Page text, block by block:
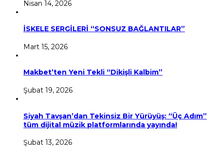
Nisan 14, 2026
İSKELE SERGİLERİ “SONSUZ BAĞLANTILAR”
Mart 15, 2026
Makbet’ten Yeni Tekli “Dikişli Kalbim”
Şubat 19, 2026
Siyah Tavşan’dan Tekinsiz Bir Yürüyüş: “Üç Adım”
tüm dijital müzik platformlarında yayında!
Şubat 13, 2026